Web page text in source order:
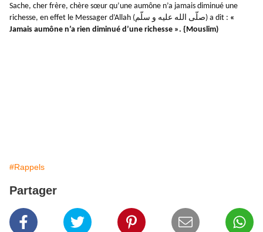
Sache, cher frère, chère sœur qu’une aumône n’a jamais diminué une
richesse, en effet le Messager d’Allah (صلّى الله عليه و سلّم) a dit : «
Jamais aumône n’a rien diminué d’une richesse ». {Mouslim)
#Rappels
Partager